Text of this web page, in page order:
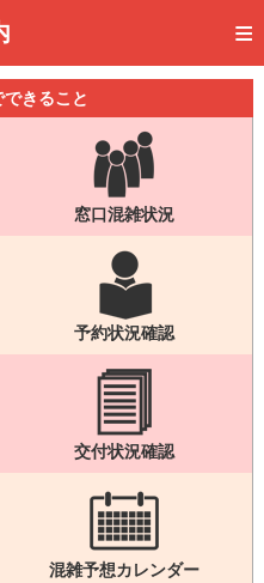
きること
窓口混雑状況
予約状況確認
交付状況確認
混雑予想カレンダー